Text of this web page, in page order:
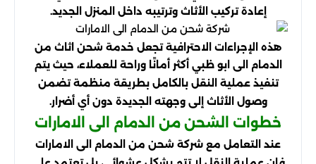
إعادة تركيب الأثاث وترتيبه داخل المنزل الجديد.
هذه الإجراءات الاحترافية تجعل خدمة شحن اثاث من
الدمام الى ابو ظبي أكثر أمانًا وراحة للعملاء، حيث يتم
تنفيذ عملية النقل بالكامل بطريقة منظمة تضمن
وصول الأثاث إلى وجهته الجديدة دون أي أضرار.
خطوات الشحن من الدمام الى الامارات
عند التعامل مع شركة شحن من الدمام الى الامارات